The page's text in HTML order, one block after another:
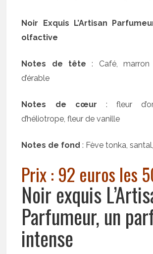
Noir Exquis L’Artisan
olfactive
Notes de tête : Café, marron
d’érable
Notes de cœur : fleur
d’héliotrope, fleur de vanille
Notes de fond : Fève tonka,
Prix : 92 euros les
Noir exquis
Parfumeur, un
intense